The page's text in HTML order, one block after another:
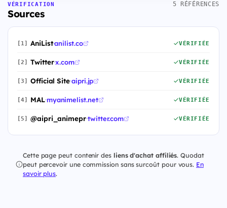
VÉRIFICATION
Sources
5 RÉFÉRENCES
[1] AniList·anilist.co VÉRIFIÉE
[2] Twitter·x.com VÉRIFIÉE
[3] Official Site·aipri.jp VÉRIFIÉE
[4] MAL·myanimelist.net VÉRIFIÉE
[5] @aipri_animepr·twitter.com VÉRIFIÉE
Cette page peut contenir des liens d'achat affiliés. Quodat
peut percevoir une commission sans surcoût pour vous. En
savoir plus.